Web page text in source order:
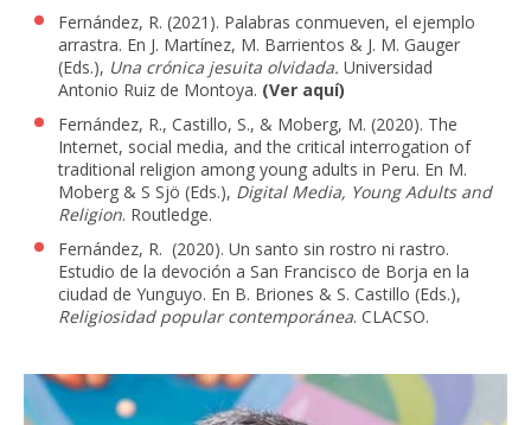
Fernández, R. (2021). Palabras conmueven, el ejemplo
arrastra. En J. Martínez, M. Barrientos & J. M. Gauger
(Eds.), Una crónica jesuita olvidada. Universidad
Antonio Ruiz de Montoya. (Ver aquí)
Fernández, R., Castillo, S., & Moberg, M. (2020). The
Internet, social media, and the critical interrogation of
traditional religion among young adults in Peru. En M.
Moberg & S Sjö (Eds.), Digital Media, Young Adults and
Religion. Routledge.
Fernández, R. (2020). Un santo sin rostro ni rastro.
Estudio de la devoción a San Francisco de Borja en la
ciudad de Yunguyo. En B. Briones & S. Castillo (Eds.),
Religiosidad popular contemporánea. CLACSO.